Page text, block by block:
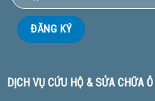
DỊCH VỤ CỨU HỘ & SỬA CHỮA